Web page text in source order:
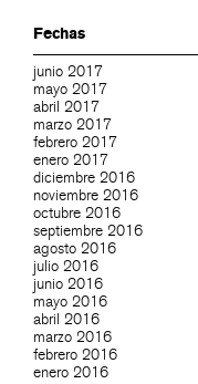
Fechas
junio 2017
mayo 2017
abril 2017
marzo 2017
febrero 2017
enero 2017
diciembre 2016
noviembre 2016
octubre 2016
septiembre 2016
agosto 2016
julio 2016
junio 2016
mayo 2016
abril 2016
marzo 2016
febrero 2016
enero 2016